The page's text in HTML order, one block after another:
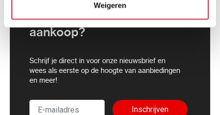
Weigeren
5 euro korting op je
aankoop?
Schrijf je direct in voor onze nieuwsbrief en
wees als eerste op de hoogte van aanbiedingen
en meer!
Inschrijven